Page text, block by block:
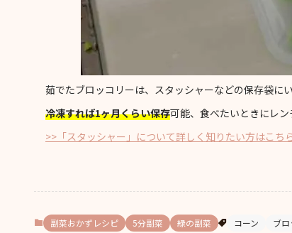
茹でたブロッコリーは、スタッシャーなどの保存袋に
冷凍すれば1ヶ月くらい保存可能、食べたいときにレン
>>「スタッシャー」について詳しく知りたい方はこち
副菜おかずレシピ 5分副菜 緑の副菜 コーン ブ